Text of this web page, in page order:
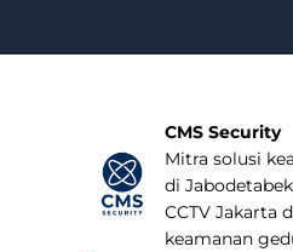
CMS Security
Mitra solusi
di
CCTV Jakarta
keamanan